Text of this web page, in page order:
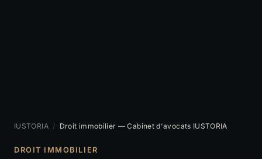
IUSTORIA / Droit immobilier — Cabinet d'avocats IUSTORIA
DROIT IMMOBILIER